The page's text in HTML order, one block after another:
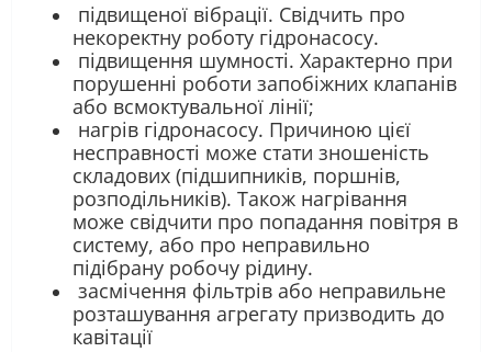
підвищеної вібрації. Свідчить про
некоректну роботу гідронасосу.
підвищення шумності. Характерно при
порушенні роботи запобіжних клапанів
або всмоктувальної лінії;
нагрів гідронасосу. Причиною цієї
несправності може стати зношеність
складових (підшипників, поршнів,
розподільників). Також нагрівання
може свідчити про попадання повітря в
систему, або про неправильно
підібрану робочу рідину.
засмічення фільтрів або неправильне
розташування агрегату призводить до
кавітації